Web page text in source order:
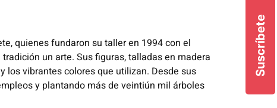
Suscríbete
quienes fundaron su taller en 1994 con el
un arte. Sus figuras, talladas en madera
los vibrantes colores que utilizan. Desde sus
y plantando más de veintiún mil árboles